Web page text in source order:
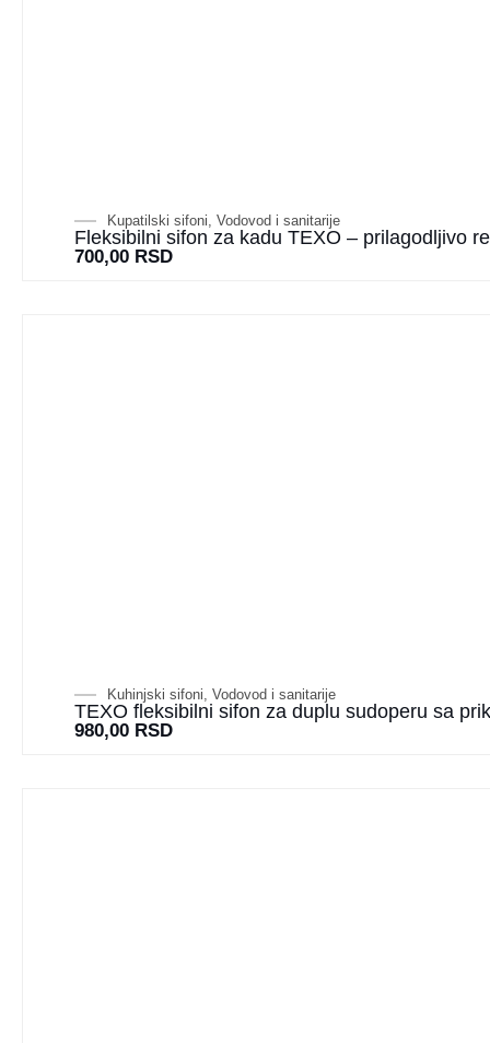
Kupatilski sifoni, Vodovod i sanitarije
Fleksibilni sifon za kadu TEXO – prilagodljivo
700,00 RSD
Kuhinjski sifoni, Vodovod i sanitarije
TEXO fleksibilni sifon za duplu sudoperu sa
980,00 RSD